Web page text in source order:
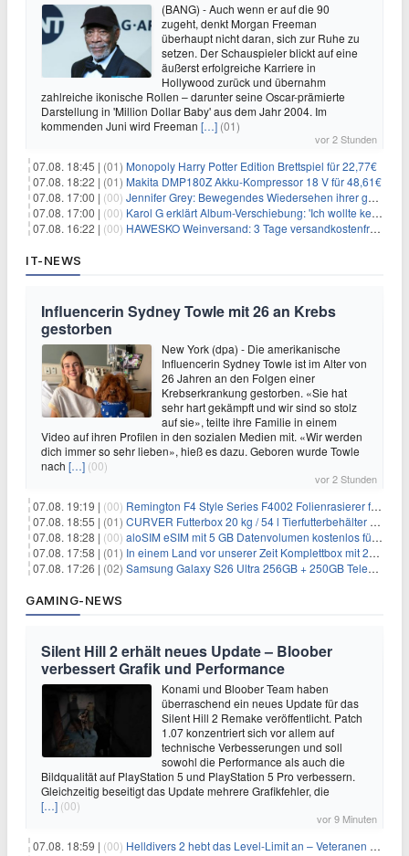
(BANG) - Auch wenn er auf die 90
zugeht, denkt Morgan Freeman
überhaupt nicht daran, sich zur Ruhe zu
setzen. Der Schauspieler blickt auf eine
äußerst erfolgreiche Karriere in
Hollywood zurück und übernahm
zahlreiche ikonische Rollen – darunter seine Oscar-prämierte
Darstellung in 'Million Dollar Baby' aus dem Jahr 2004. Im
kommenden Juni wird Freeman […] (01)
vor 2 Stunden
07.08. 18:45 | (01) Monopoly Harry Potter Edition Brettspiel für 22,77€
07.08. 18:22 | (01) Makita DMP180Z Akku-Kompressor 18 V für 48,61€
07.08. 17:00 | (00) Jennifer Grey: Bewegendes Wiedersehen ihrer geschiedenen Eltern kurz vor dem Tod ihrer Mutter
07.08. 17:00 | (00) Karol G erklärt Album-Verschiebung: 'Ich wollte keine persönliche Situation ausnutzen'
07.08. 16:22 | (00) HAWESKO Weinversand: 3 Tage versandkostenfrei bestellen (MBW 25€)
IT-NEWS
Influencerin Sydney Towle mit 26 an Krebs
gestorben
New York (dpa) - Die amerikanische
Influencerin Sydney Towle ist im Alter von
26 Jahren an den Folgen einer
Krebserkrankung gestorben. «Sie hat
sehr hart gekämpft und wir sind so stolz
auf sie», teilte ihre Familie in einem
Video auf ihren Profilen in den sozialen Medien mit. «Wir werden
dich immer so sehr lieben», hieß es dazu. Geboren wurde Towle
nach […] (00)
vor 2 Stunden
07.08. 19:19 | (00) Remington F4 Style Series F4002 Folienrasierer für 18,99€
07.08. 18:55 | (01) CURVER Futterbox 20 kg / 54 l Tierfutterbehälter mit Rollen für 19,99€
07.08. 18:28 | (00) aloSIM eSIM mit 5 GB Datenvolumen kostenlos für Windscribe-Pro-Nutzer
07.08. 17:58 | (01) In einem Land vor unserer Zeit Komplettbox mit 27 DVDs für 59,49€
07.08. 17:26 | (02) Samsung Galaxy S26 Ultra 256GB + 250GB Telekom-Netz für 34€/Monat (effektiv 5,42€/Monat)
GAMING-NEWS
Silent Hill 2 erhält neues Update – Bloober
verbessert Grafik und Performance
Konami und Bloober Team haben
überraschend ein neues Update für das
Silent Hill 2 Remake veröffentlicht. Patch
1.07 konzentriert sich vor allem auf
technische Verbesserungen und soll
sowohl die Performance als auch die
Bildqualität auf PlayStation 5 und PlayStation 5 Pro verbessern.
Gleichzeitig beseitigt das Update mehrere Grafikfehler, die
[…] (00)
vor 9 Minuten
07.08. 18:59 | (00) Helldivers 2 hebt das Level-Limit an – Veteranen können endlich weiter aufsteigen